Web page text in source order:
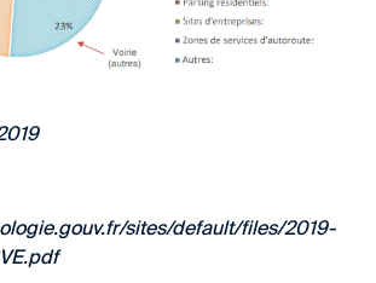
sites/default/files/2019-